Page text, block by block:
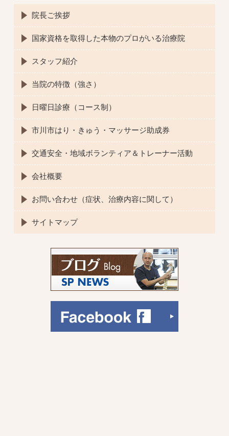
院長ご挨拶
国家資格を取得した本物のプロがいる治療院
スタッフ紹介
当院の特徴（強さ）
日曜日診療（コース制）
市川市はり・きゅう・マッサージ助成券
交通安全・地域ボランティア＆トレーナー活動
会社概要
お問い合わせ（症状、治療内容に関して）
サイトマップ